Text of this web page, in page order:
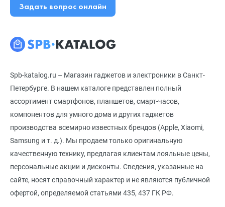
Spb-katalog.ru – Магазин гаджетов и электроники в Санкт-
Петербурге. В нашем каталоге представлен полный
ассортимент смартфонов, планшетов, смарт-часов,
компонентов для умного дома и других гаджетов
производства всемирно известных брендов (Apple, Xiaomi,
Samsung и т. д.). Мы продаем только оригинальную
качественную технику, предлагая клиентам лояльные цены,
персональные акции и дисконты. Сведения, указанные на
сайте, носят справочный характер и не являются публичной
офертой, определяемой статьями 435, 437 ГК РФ.
Задать вопрос онлайн